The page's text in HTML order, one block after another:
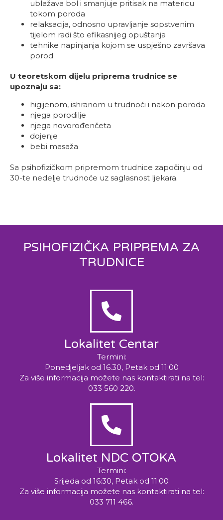
ublažava bol i smanjuje pritisak na matericu
tokom poroda
relaksacija, odnosno upravljanje sopstvenim
tijelom radi što efikasnijeg opuštanja
tehnike napinjanja kojom se uspješno završava
porod
U teoretskom dijelu priprema trudnice se
upoznaju sa:
higijenom, ishranom u trudnoći i nakon poroda
njega porodilje
njega novorođenčeta
dojenje
bebi masaža
Sa psihofizičkom pripremom trudnice započinju od
30-te nedelje trudnoće uz saglasnost ljekara.
PSIHOFIZIČKA PRIPREMA ZA
TRUDNICE
Lokalitet Centar
Termini:
Ponedjeljak od 16.30, Petak od 11:00
Za više informacija možete nas kontaktirati na tel:
033 560 220.
Lokalitet NDC OTOKA
Termini:
Srijeda od 16:30, Petak od 11:00
Za više informacija možete nas kontaktirati na tel:
033 711 466.